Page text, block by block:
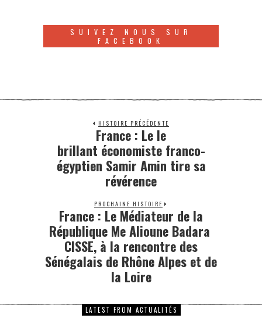
SUIVEZ NOUS SUR
FACEBOOK
HISTOIRE PRÉCÉDENTE
France : Le le
brillant économiste franco-
égyptien Samir Amin tire sa
révérence
PROCHAINE HISTOIRE
France : Le Médiateur de la
République Me Alioune Badara
CISSE, à la rencontre des
Sénégalais de Rhône Alpes et de
la Loire
LATEST FROM ACTUALITÉS